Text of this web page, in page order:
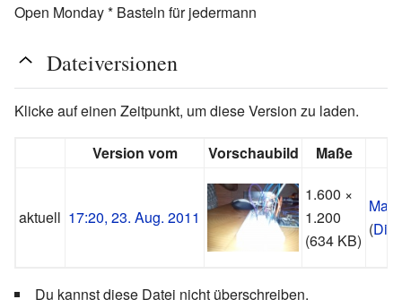
Open Monday * Basteln für jedermann
Dateiversionen
Klicke auf einen Zeitpunkt, um diese Version zu laden.
Version vom Vorschaubild Maße
aktuell 17:20, 23. Aug. 2011
1.600 ×
1.200
(634 KB)
(
Du kannst diese Datei nicht überschreiben.